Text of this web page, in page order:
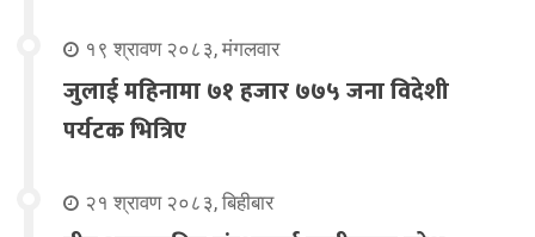
१९ श्रावण २०८३, मंगलवार
जुलाई महिनामा ७१ हजार ७७५ जना विदेशी
पर्यटक भित्रिए
२१ श्रावण २०८३, बिहीबार